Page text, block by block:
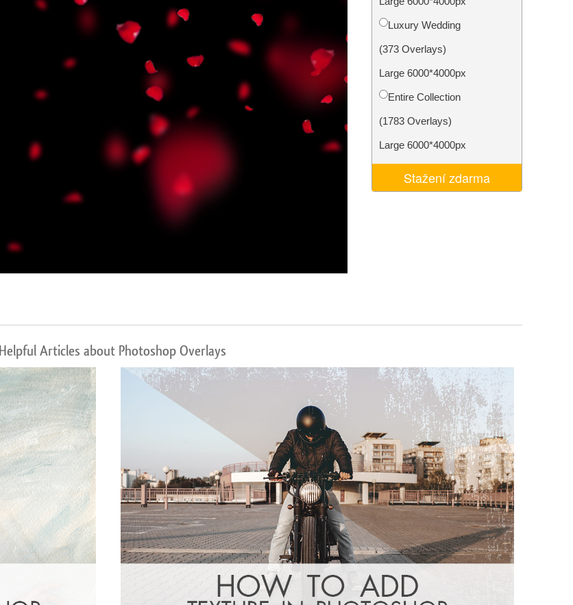
Služby retušování šperků Data pro výcvik AI
Luxury Wedding
(373 Overlays)
Large 6000*4000px
Entire Collection
(1783 Overlays)
Large 6000*4000px
Stažení zdarma
Helpful Articles about Photoshop Overlays